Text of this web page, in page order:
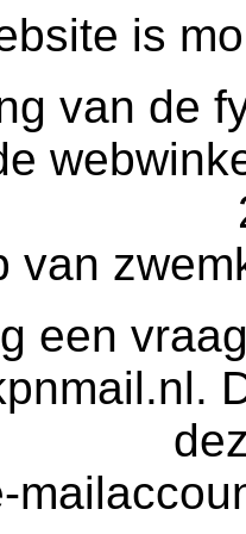
is
van de
van
een